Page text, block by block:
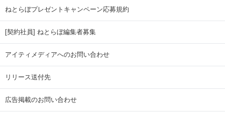
ねとらぼプレゼントキャンペーン応募規約
[契約社員] ねとらぼ編集者募集
アイティメディアへのお問い合わせ
リリース送付先
広告掲載のお問い合わせ